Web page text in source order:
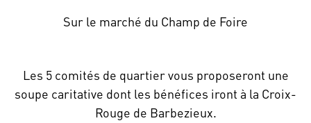
Sur le marché du Champ de Foire
Les 5 comités de quartier vous proposeront une
soupe caritative dont les bénéfices iront à la Croix-
Rouge de Barbezieux.